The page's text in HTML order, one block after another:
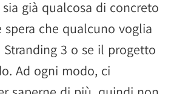
già qualcosa di concreto
spera che qualcuno voglia
Stranding 3 o se il progetto
Ad ogni modo, ci